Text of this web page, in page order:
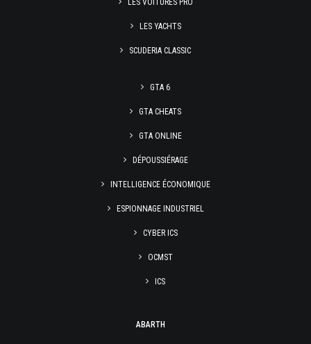
LES VOITURES PRO
LES YACHTS
SCUDERIA CLASSIC
GTA 6
GTA CHEATS
GTA ONLINE
DÉPOUSSIÉRAGE
INTELLIGENCE ÉCONOMIQUE
ESPIONNAGE INDUSTRIEL
CYBER ICS
OCMST
ICS
ABARTH